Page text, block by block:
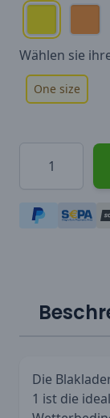
Wählen sie
One size
Die
1 ist die